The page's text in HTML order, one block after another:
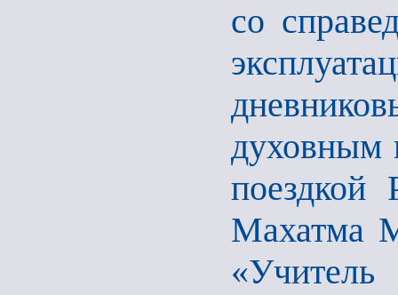
со
духовным
Махатма